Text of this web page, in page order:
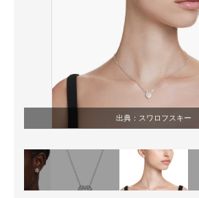
出典： スワロフスキー